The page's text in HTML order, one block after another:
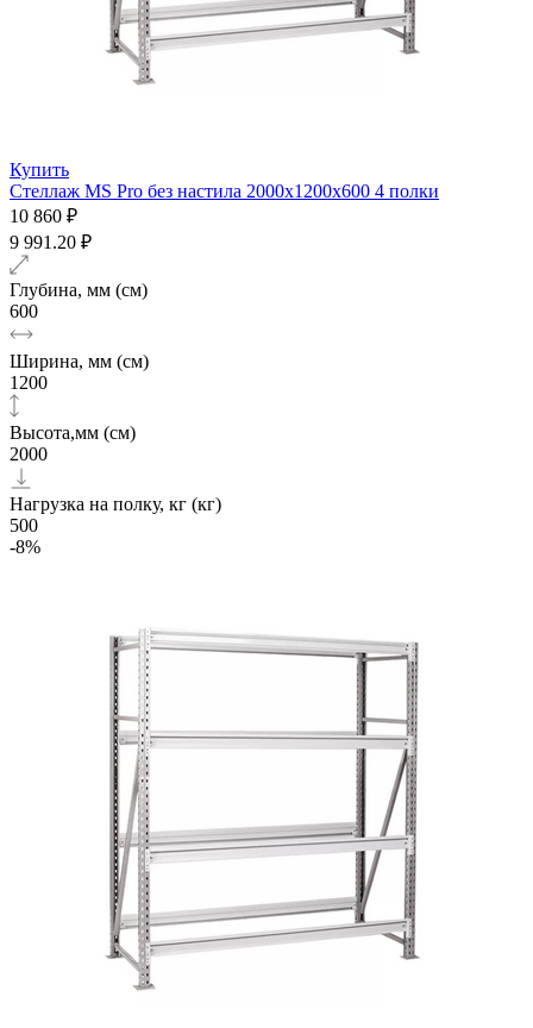
Купить
Стеллаж MS Pro без настила 2000х1200x600 4 полки
10 860 ₽
9 991.20 ₽
Глубина, мм (см)
600
Ширина, мм (см)
1200
Высота,мм (см)
2000
Нагрузка на полку, кг (кг)
500
-8%